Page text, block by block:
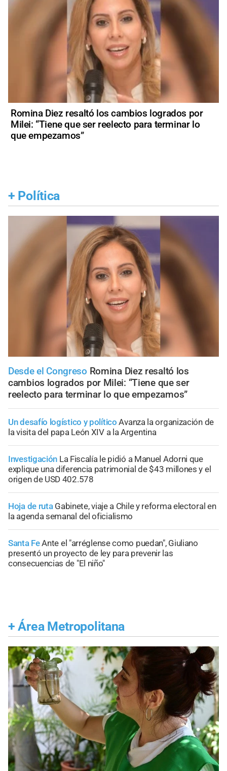
Romina Diez resaltó los cambios logrados por
Milei: “Tiene que ser reelecto para terminar lo
que empezamos”
+ Política
Desde el Congreso Romina Diez resaltó los
cambios logrados por Milei: “Tiene que ser
reelecto para terminar lo que empezamos”
Un desafío logístico y político Avanza la organización de
la visita del papa León XIV a la Argentina
Investigación La Fiscalía le pidió a Manuel Adorni que
explique una diferencia patrimonial de $43 millones y el
origen de USD 402.578
Hoja de ruta Gabinete, viaje a Chile y reforma electoral en
la agenda semanal del oficialismo
Santa FeAnte el "arréglense como puedan", Giuliano
presentó un proyecto de ley para prevenir las
consecuencias de "El niño"
+ Área Metropolitana